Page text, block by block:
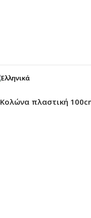
Κολώνα πλαστική